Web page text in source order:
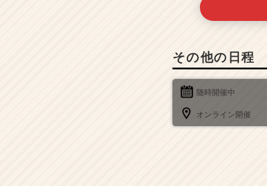
その他の日程
随時開催中
オンライン開催